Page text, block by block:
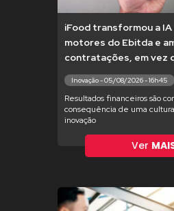
iFood transformou a IA
motores do Ebitda e
contratações, em vez
Inovação - 05/08/2026 - 16h45
Resultados financeiros são
consequência de uma
inovação
Ver